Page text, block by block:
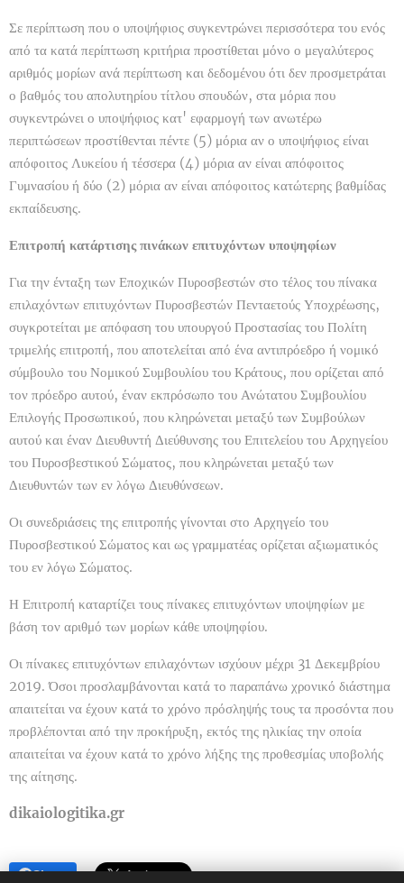
Σε περίπτωση που ο υποψήφιος συγκεντρώνει περισσότερα του ενός
από τα κατά περίπτωση κριτήρια προστίθεται μόνο ο μεγαλύτερος
αριθμός μορίων ανά περίπτωση και δεδομένου ότι δεν προσμετράται
ο βαθμός του απολυτηρίου τίτλου σπουδών, στα μόρια που
συγκεντρώνει ο υποψήφιος κατ' εφαρμογή των ανωτέρω
περιπτώσεων προστίθενται πέντε (5) μόρια αν ο υποψήφιος είναι
απόφοιτος Λυκείου ή τέσσερα (4) μόρια αν είναι απόφοιτος
Γυμνασίου ή δύο (2) μόρια αν είναι απόφοιτος κατώτερης βαθμίδας
εκπαίδευσης.
Επιτροπή κατάρτισης πινάκων επιτυχόντων υποψηφίων
Για την ένταξη των Εποχικών Πυροσβεστών στο τέλος του πίνακα
επιλαχόντων επιτυχόντων Πυροσβεστών Πενταετούς Υποχρέωσης,
συγκροτείται με απόφαση του υπουργού Προστασίας του Πολίτη
τριμελής επιτροπή, που αποτελείται από ένα αντιπρόεδρο ή νομικό
σύμβουλο του Νομικού Συμβουλίου του Κράτους, που ορίζεται από
τον πρόεδρο αυτού, έναν εκπρόσωπο του Ανώτατου Συμβουλίου
Επιλογής Προσωπικού, που κληρώνεται μεταξύ των Συμβούλων
αυτού και έναν Διευθυντή Διεύθυνσης του Επιτελείου του Αρχηγείου
του Πυροσβεστικού Σώματος, που κληρώνεται μεταξύ των
Διευθυντών των εν λόγω Διευθύνσεων.
Οι συνεδριάσεις της επιτροπής γίνονται στο Αρχηγείο του
Πυροσβεστικού Σώματος και ως γραμματέας ορίζεται αξιωματικός
του εν λόγω Σώματος.
Η Επιτροπή καταρτίζει τους πίνακες επιτυχόντων υποψηφίων με
βάση τον αριθμό των μορίων κάθε υποψηφίου.
Οι πίνακες επιτυχόντων επιλαχόντων ισχύουν μέχρι 31 Δεκεμβρίου
2019. Όσοι προσλαμβάνονται κατά το παραπάνω χρονικό διάστημα
απαιτείται να έχουν κατά το χρόνο πρόσληψής τους τα προσόντα που
προβλέπονται από την προκήρυξη, εκτός της ηλικίας την οποία
απαιτείται να έχουν κατά το χρόνο λήξης της προθεσμίας υποβολής
της αίτησης.
dikaiologitika.gr
Share